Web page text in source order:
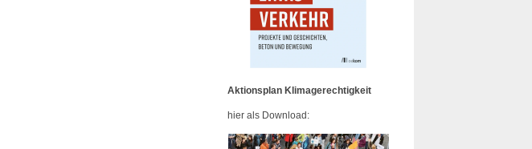
Aktionsplan Klimagerechtigkeit
hier als Download: